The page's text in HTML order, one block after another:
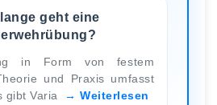
geht eine
in Form von festem
und Praxis umfasst
gibt Varia
Weiterlesen